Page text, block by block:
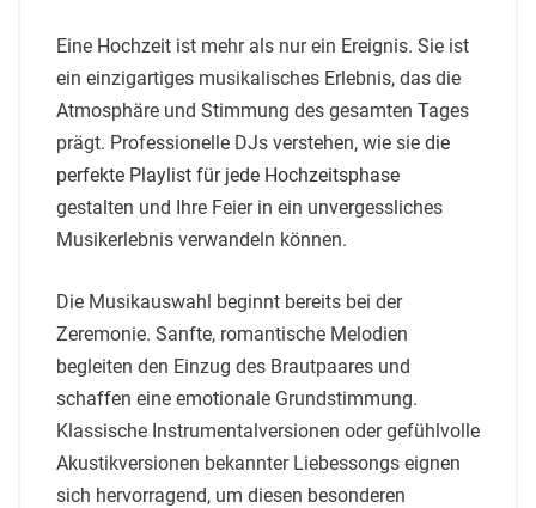
Eine Hochzeit ist mehr als nur ein Ereignis. Sie ist
ein einzigartiges musikalisches Erlebnis, das die
Atmosphäre und Stimmung des gesamten Tages
prägt. Professionelle DJs verstehen, wie sie die
perfekte Playlist für jede Hochzeitsphase
gestalten und Ihre Feier in ein unvergessliches
Musikerlebnis verwandeln können.
Die Musikauswahl beginnt bereits bei der
Zeremonie. Sanfte, romantische Melodien
begleiten den Einzug des Brautpaares und
schaffen eine emotionale Grundstimmung.
Klassische Instrumentalversionen oder gefühlvolle
Akustikversionen bekannter Liebessongs eignen
sich hervorragend, um diesen besonderen